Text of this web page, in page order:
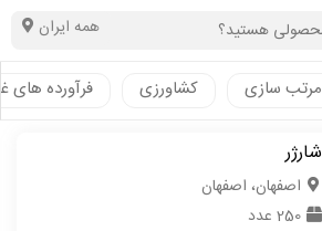
همه ایران
مرتب سازی کشاورزی فرآورده های
شارژر
اصفهان، اصفهان
250 عدد